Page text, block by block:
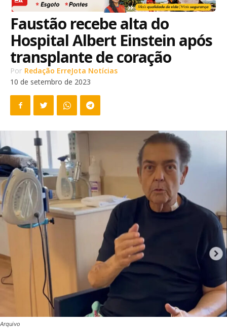
Faustão recebe alta do
Hospital Albert Einstein após
transplante de coração
Por Redação ErreJota Notícias
10 de setembro de 2023
Arquivo